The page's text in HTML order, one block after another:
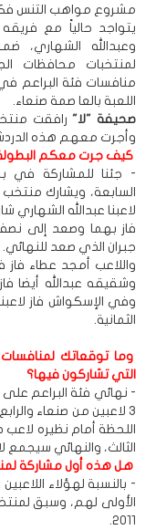
مشروع مواهب التنس
يتواجد حالياً مع
وعبدالله الشهاري،
لمنتخبات محافظات
منافسات فئة البراعم
اللعبة بالعا صمة صنعاء.
صحيفة "لا"رافقت
وأجرت معهم هذه
كيف جرت معكم
- جئنا للمشاركة في
السابعة، ويشارك منتخب
لاعبنا عبدالله الشهاري
فاز بهما وصعد إلى
جبران الذي صعد للنهائي.
واللاعب أمجد عطاء فاز
وشقيقه عبدالله أيضا
وفي الإسكواش فاز
الثمانية.
وما توقعاتك
التي تشاركون فيها؟
- نهائي فئة البراعم
3 لاعبين من صنعاء
اللحظة أمام نظيره
الثالث، والنهائي
هل هذه أول مشاركة
- بالنسبة لهؤلاء
الأولى لهم، وسبق
2011.